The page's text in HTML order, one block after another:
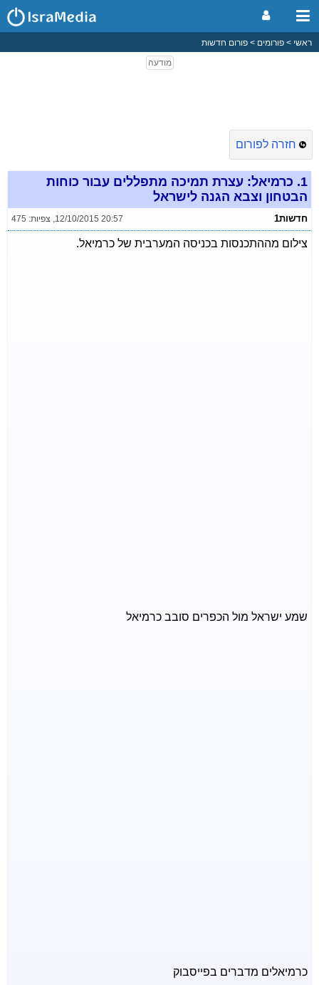
ראשי פורומים פורום חדשות
חזרה לפורום
1. כרמיאל: עצרת תמיכה מתפללים עבור כוחות
הבטחון וצבא הגנה לישראל
חדשות1 12/10/2015 20:57
, צפיות: 475
צילום מההתכנסות בכניסה המערבית של כרמיאל.
שמע ישראל מול הכפרים סובב כרמיאל
כרמיאלים מדברים בפייסבוק